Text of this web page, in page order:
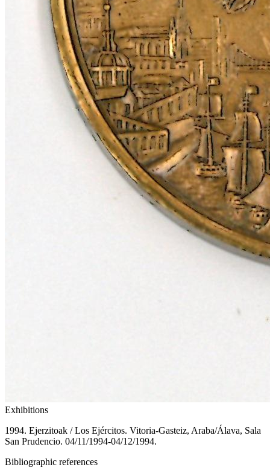
Exhibitions
1994. Ejerzitoak / Los Ejércitos. Vitoria-Gasteiz, Araba/Álava, Sala
San Prudencio. 04/11/1994-04/12/1994.
Bibliographic references